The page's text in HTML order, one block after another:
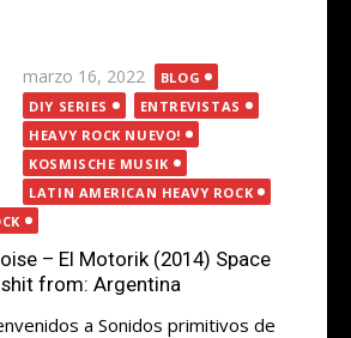
Publicada
el
marzo 16, 2022
BLOG
DIY SERIES
ENTREVISTAS
HEAVY ROCK NUEVO!
KOSMISCHE MUSIK
LATIN AMERICAN HEAVY ROCK
– El Motorik (2014) Space
from: Argentina
a Sonidos primitivos de